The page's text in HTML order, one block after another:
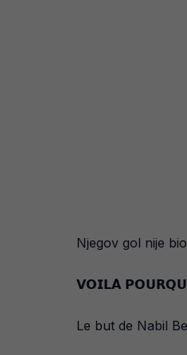
Njegov gol nije
𝗩𝗢𝗜𝗟𝗔̀
Le but de Nabil